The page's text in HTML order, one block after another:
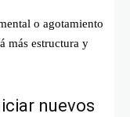
o agotamiento
más estructura y
nuevos